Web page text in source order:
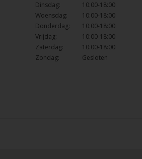
Dinsdag:
10:00-18:00
Woensdag:
10:00-18:00
Donderdag:
10:00-18:00
Vrijdag:
10:00-18:00
Zaterdag:
10:00-18:00
Zondag:
Gesloten